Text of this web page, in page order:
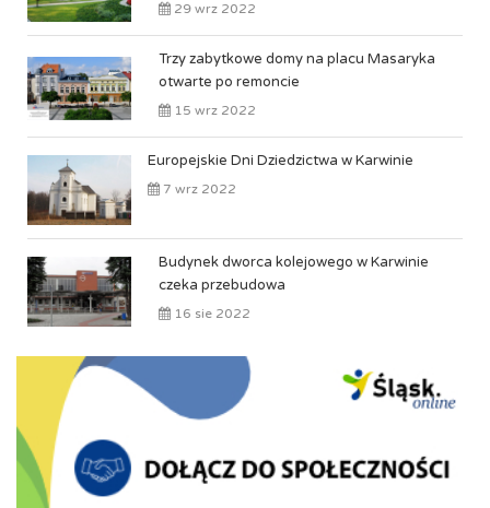
29 wrz 2022
Trzy zabytkowe domy na placu Masaryka
otwarte po remoncie
15 wrz 2022
Europejskie Dni Dziedzictwa w Karwinie
7 wrz 2022
Budynek dworca kolejowego w Karwinie
czeka przebudowa
16 sie 2022